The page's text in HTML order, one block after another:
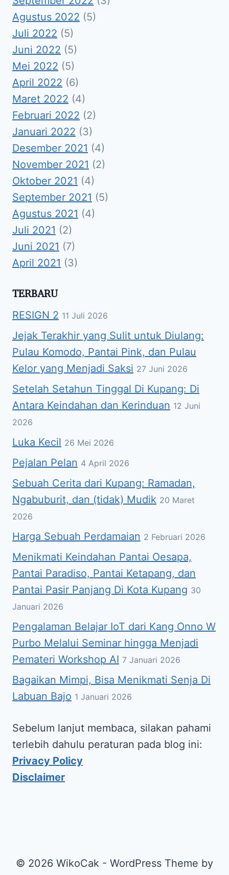
Agustus 2022 (5)
Juli 2022 (5)
Juni 2022 (5)
Mei 2022 (5)
April 2022 (6)
Maret 2022 (4)
Februari 2022 (2)
Januari 2022 (3)
Desember 2021 (4)
November 2021 (2)
Oktober 2021 (4)
September 2021 (5)
Agustus 2021 (4)
Juli 2021 (2)
Juni 2021 (7)
April 2021 (3)
TERBARU
RESIGN 2 11 Juli 2026
Jejak Terakhir yang Sulit untuk Diulang:
Pulau Komodo, Pantai Pink, dan Pulau
Kelor yang Menjadi Saksi 27 Juni 2026
Setelah Setahun Tinggal Di Kupang: Di
Antara Keindahan dan Kerinduan 12 Juni
2026
Luka Kecil 26 Mei 2026
Pejalan Pelan 4 April 2026
Sebuah Cerita dari Kupang: Ramadan,
Ngabuburit, dan (tidak) Mudik 20 Maret
2026
Harga Sebuah Perdamaian 2 Februari 2026
Menikmati Keindahan Pantai Oesapa,
Pantai Paradiso, Pantai Ketapang, dan
Pantai Pasir Panjang Di Kota Kupang 30
Januari 2026
Pengalaman Belajar IoT dari Kang Onno W
Purbo Melalui Seminar hingga Menjadi
Pemateri Workshop AI 7 Januari 2026
Bagaikan Mimpi, Bisa Menikmati Senja Di
Labuan Bajo 1 Januari 2026
Sebelum lanjut membaca, silakan pahami
terlebih dahulu peraturan pada blog ini:
Privacy Policy
Disclaimer
© 2026 WikoCak - WordPress Theme by